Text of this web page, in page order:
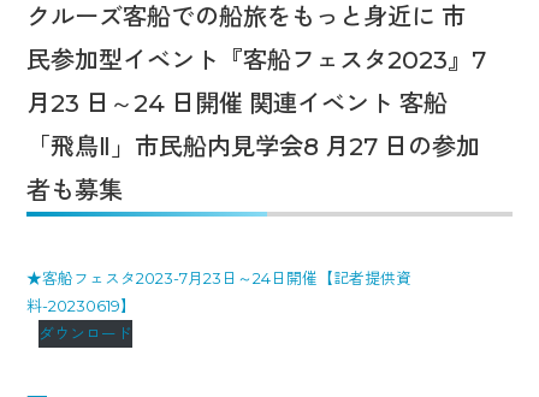
クルーズ客船での船旅をもっと身近に 市
民参加型イベント『客船フェスタ2023』7
月23 日～24 日開催 関連イベント 客船
「飛鳥Ⅱ」市民船内見学会8 月27 日の参加
者も募集
★客船フェスタ2023-7月23日～24日開催【記者提供資
料-20230619】
ダウンロード